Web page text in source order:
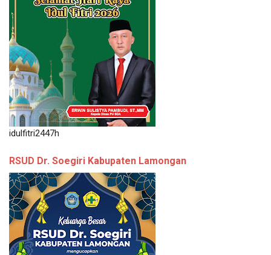
idulfitri2447h
RSUD Dr. Soegiri Kabupaten Lamongan